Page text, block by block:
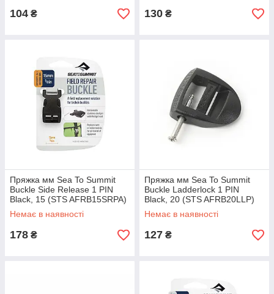
104 ₴ 130 ₴
Пряжка мм Sea To Summit
Buckle Side Release 1 PIN
Black, 15 (STS AFRB15SRPA)
Немає в наявності
178 ₴
Пряжка мм Sea To Summit
Buckle Ladderlock 1 PIN
Black, 20 (STS AFRB20LLP)
Немає в наявності
127 ₴